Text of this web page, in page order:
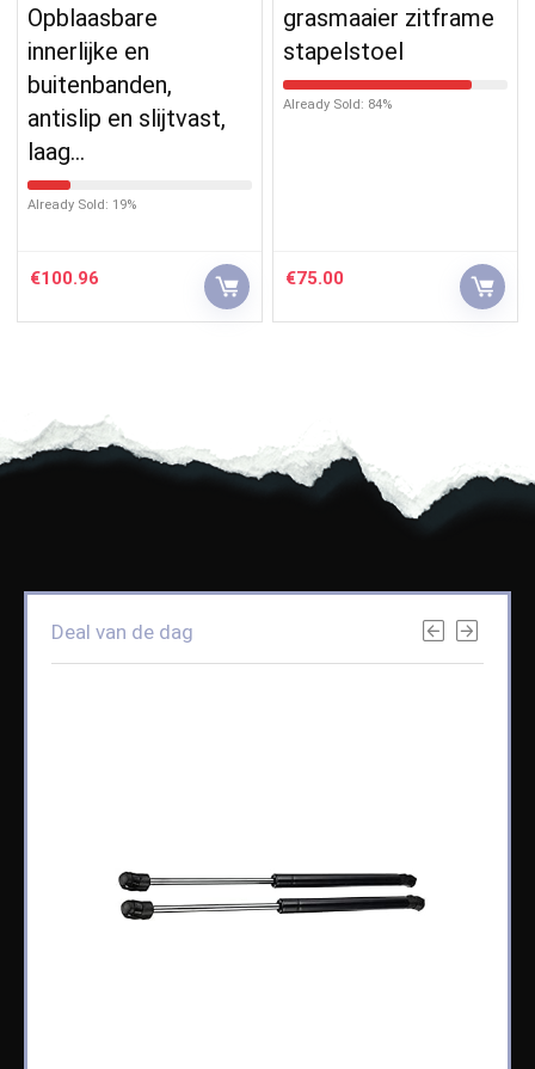
Opblaasbare
innerlijke en
buitenbanden,
antislip en slijtvast,
laag…
Already Sold: 19%
€100.96
grasmaaier zitframe
stapelstoel
Already Sold: 84%
€75.00
Deal van de dag